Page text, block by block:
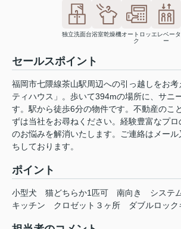
独立洗面台浴室乾燥機オートロッ
ク
エレベータ
ー
セールスポイント
福岡市七隈線茶山駅周辺への引っ越しをお
ティハウス」。歩いて394mの場所に、サニ
す。駅から徒歩6分の物件です。不動産のこ
ずは当社をお尋ねください。経験豊富なプ
のお悩みを解消いたします。ご連絡はメー
ちしております。
ポイント
小型犬 猫どちらか1匹可 南向き システ
キッチン
クロゼット３ヶ所 ダブルロック